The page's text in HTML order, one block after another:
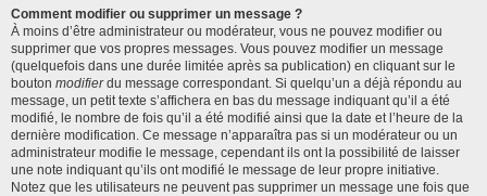
Comment modifier ou supprimer un message ?
À moins d’être administrateur ou modérateur, vous ne pouvez modifier ou
supprimer que vos propres messages. Vous pouvez modifier un message
(quelquefois dans une durée limitée après sa publication) en cliquant sur le
bouton modifierdu message correspondant. Si quelqu’un a déjà répondu au
message, un petit texte s’affichera en bas du message indiquant qu’il a été
modifié, le nombre de fois qu’il a été modifié ainsi que la date et l’heure de la
dernière modification. Ce message n’apparaîtra pas si un modérateur ou un
administrateur modifie le message, cependant ils ont la possibilité de laisser
une note indiquant qu’ils ont modifié le message de leur propre initiative.
Notez que les utilisateurs ne peuvent pas supprimer un message une fois que